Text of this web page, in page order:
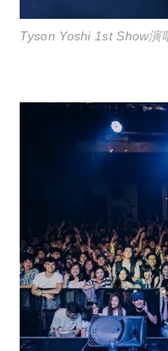
Tyson Yoshi 1st Show演